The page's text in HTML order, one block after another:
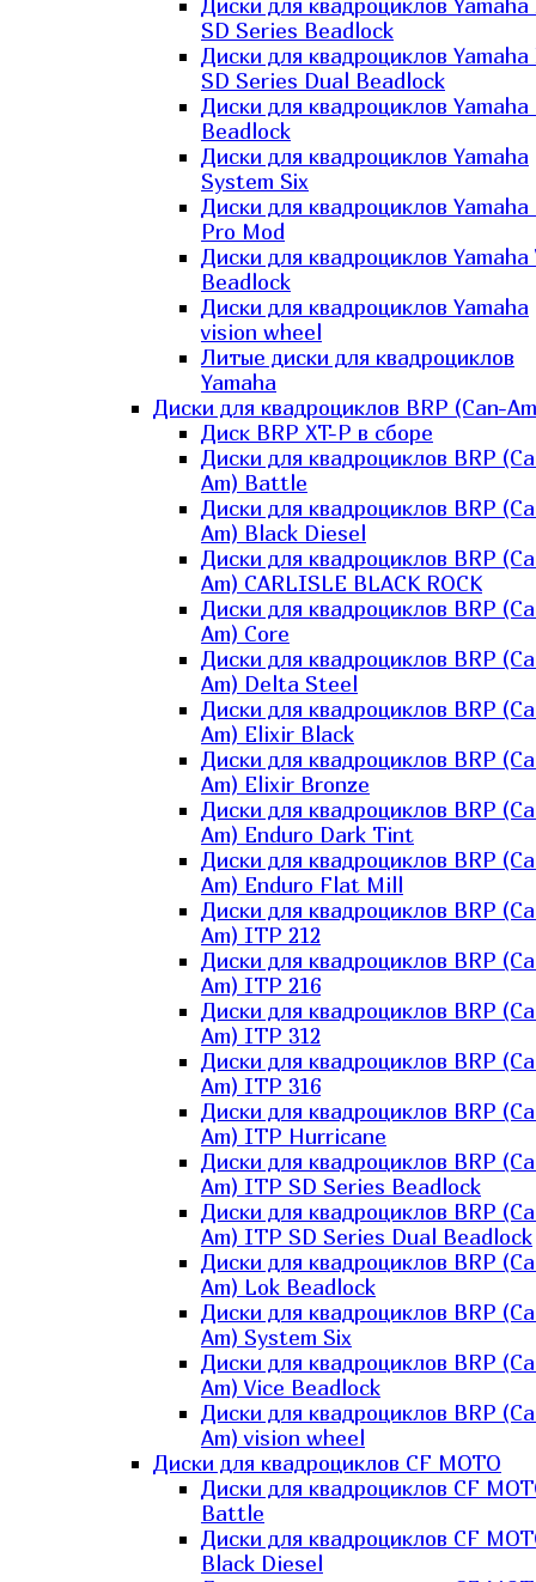
Диски для квадроциклов
SD Series Beadlock
Диски для квадроциклов
SD Series Dual Beadlock
Диски для квадроциклов Yamaha
Beadlock
Диски для квадроциклов Yamaha
System Six
Диски для квадроциклов Yamaha
Pro Mod
Диски для квадроциклов Yamaha
Beadlock
Диски для квадроциклов Yamaha
vision wheel
Литые диски для квадроциклов
Yamaha
Диски для квадроциклов BRP (Can-
Диск BRP XT-P в сборе
Диски для квадроциклов BRP
Am) Battle
Диски для квадроциклов BRP
Am) Black Diesel
Диски для квадроциклов BRP
Am) CARLISLE BLACK ROCK
Диски для квадроциклов BRP
Am) Core
Диски для квадроциклов BRP
Am) Delta Steel
Диски для квадроциклов BRP
Am) Elixir Black
Диски для квадроциклов BRP
Am) Elixir Bronze
Диски для квадроциклов BRP
Am) Enduro Dark Tint
Диски для квадроциклов BRP
Am) Enduro Flat Mill
Диски для квадроциклов BRP
Am) ITP 212
Диски для квадроциклов BRP
Am) ITP 216
Диски для квадроциклов BRP
Am) ITP 312
Диски для квадроциклов BRP
Am) ITP 316
Диски для квадроциклов BRP
Am) ITP Hurricane
Диски для квадроциклов BRP
Am) ITP SD Series Beadlock
Диски для квадроциклов BRP
Am) ITP SD Series Dual Beadlock
Диски для квадроциклов BRP
Am) Lok Beadlock
Диски для квадроциклов BRP
Am) System Six
Диски для квадроциклов BRP
Am) Vice Beadlock
Диски для квадроциклов BRP
Am) vision wheel
Диски для квадроциклов CF MOTO
Диски для квадроциклов CF
Battle
Диски для квадроциклов CF
Black Diesel